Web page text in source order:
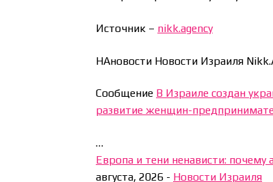
Источник – nikk.agency
НАновости Новости Израиля
Сообщение В Израиле создан
развитие женщин-
…
Европа и тени ненависти:
августа, 2026 - Новости Израиля